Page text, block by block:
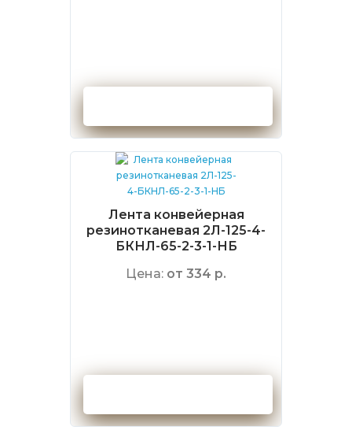
Лента конвейерная
резинотканевая 2Л-125-4-
БКНЛ-65-2-3-1-НБ
Цена: от 334 р.